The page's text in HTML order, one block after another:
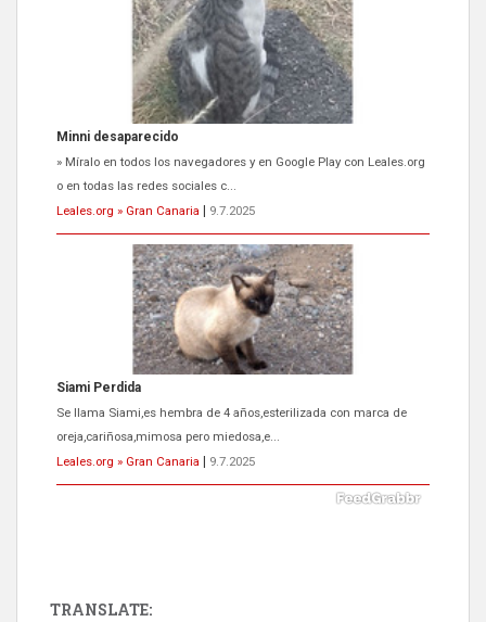
Minni desaparecido
» Míralo en todos los navegadores y en Google Play con Leales.org
o en todas las redes sociales c...
Leales.org » Gran Canaria
9.7.2025
Siami Perdida
Se llama Siami,es hembra de 4 años,esterilizada con marca de
oreja,cariñosa,mimosa pero miedosa,e...
Leales.org » Gran Canaria
9.7.2025
TRANSLATE: